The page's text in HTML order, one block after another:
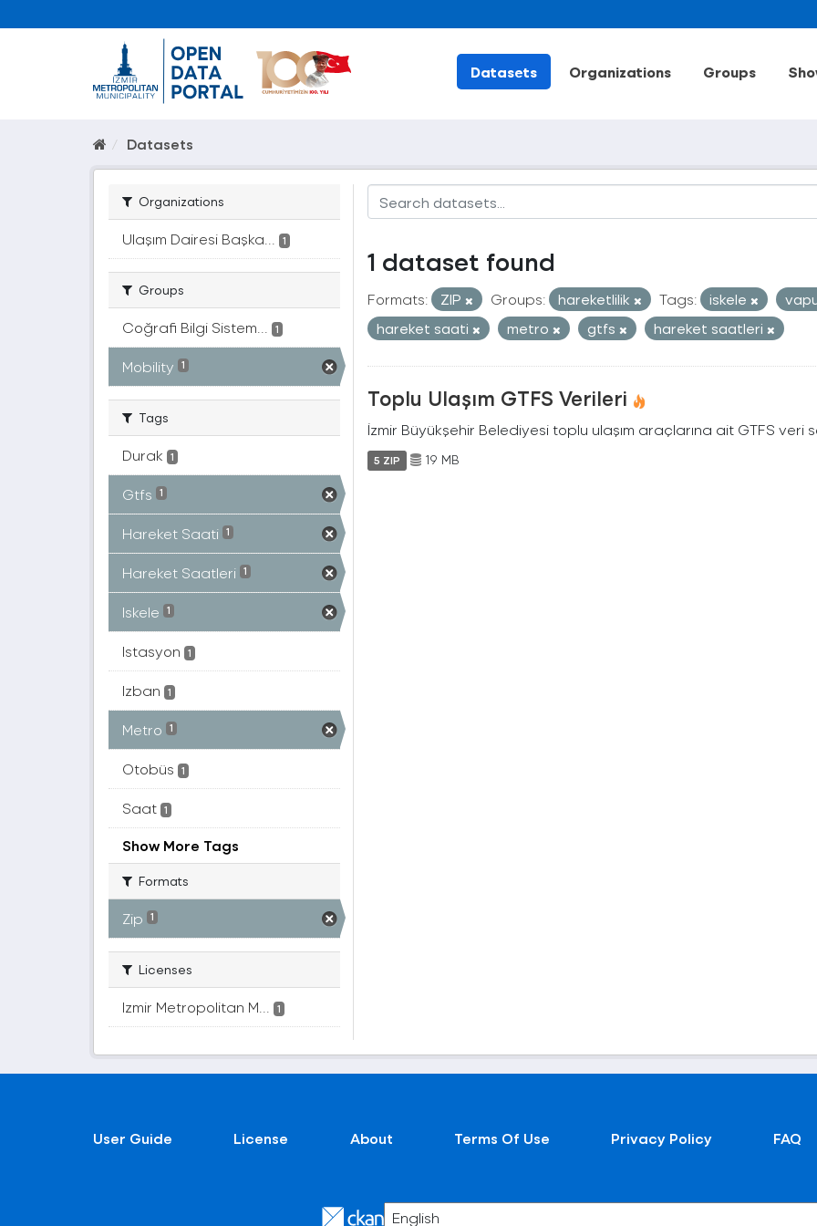
Datasets Organizations Groups
Datasets
Organizations
Ulaşım Dairesi Başka... 1
Groups
Coğrafi Bilgi Sistem... 1
Mobility 1
Tags
Durak 1
Gtfs 1
Hareket Saati 1
Hareket Saatleri 1
Iskele 1
Istasyon 1
Izban 1
Metro 1
Otobüs 1
Saat 1
Show More Tags
Formats
Zip 1
Licenses
Izmir Metropolitan M... 1
1 dataset found
Formats: ZIP Groups: hareketlilik Tags: iskele
hareket saati
metro gtfs hareket saatleri
Toplu Ulaşım GTFS Verileri
İzmir Büyükşehir Belediyesi toplu ulaşım araçlarına ait GTFS veri
5 ZIP 19 MB
User Guide License About Terms Of Use Privacy Policy FAQ